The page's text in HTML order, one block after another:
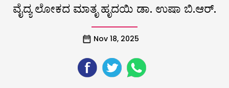
ವೈದ್ಯ ಲೋಕದ ಮಾತೃ ಹೃದಯಿ ಡಾ. ಉಷಾ ಬಿ.ಆರ್‌.
Nov 18, 2025